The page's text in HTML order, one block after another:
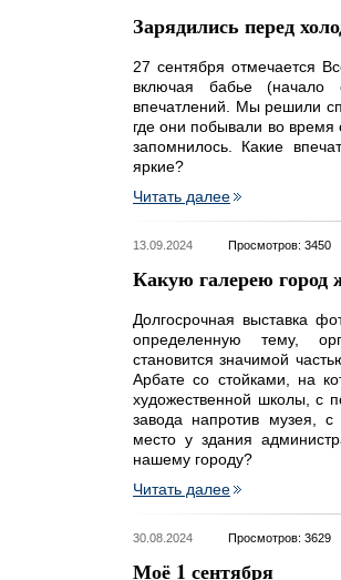
Зарядились перед
27 сентября отмечается
включая бабье (начало
впечатлений. Мы решили
где они побывали во время
запомнилось. Какие
яркие?
Читать далее
13.09.2024 Просмотров: 3450
Какую галерею город
Долгосрочная выставка
определенную тему,
становится значимой
Арбате со стойками, на
художественной школы, с
завода напротив музея,
место у здания
нашему городу?
Читать далее
30.08.2024 Просмотров: 3629
Моё 1 сентября